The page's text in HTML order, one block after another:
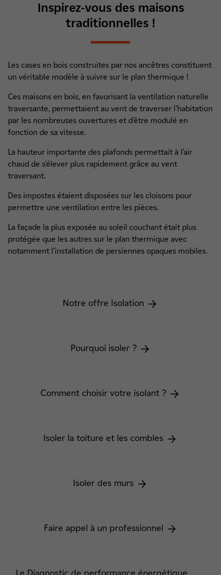
Inspirez-vous des maisons
traditionnelles !
Les cases en bois construites par nos ancêtres constituent
un véritable modèle à suivre sur le plan thermique !
Ces maisons en bois, en favorisant la ventilation naturelle
traversante, permettaient au vent de traverser l’habitation
par les nombreuses ouvertures et d’être modulé en
fonction de sa vitesse.
La hauteur importante des plafonds permettait à l’air
chaud de s’élever plus rapidement grâce au vent
traversant.
Des impostes étaient disposées sur les cloisons pour
permettre une ventilation entre les pièces.
La façade la plus exposée au soleil couchant était plus
protégée que les autres sur le plan thermique avec
notamment l’installation de persiennes opaques mobiles.
Notre offre Isolation
Pourquoi isoler ?
Comment choisir votre isolant ?
Isoler la toiture et les combles
Isoler des murs
Faire appel à un professionnel